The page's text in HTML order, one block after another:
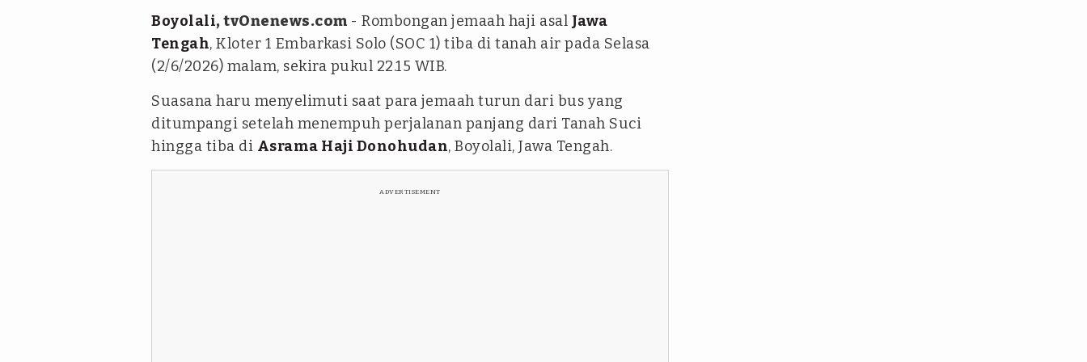
Boyolali, tvOnenews.com - Rombongan jemaah haji asal Jawa
Tengah, Kloter 1 Embarkasi Solo (SOC 1) tiba di tanah air pada Selasa
(2/6/2026) malam, sekira pukul 22.15 WIB.
Suasana haru menyelimuti saat para jemaah turun dari bus yang
ditumpangi setelah menempuh perjalanan panjang dari Tanah Suci
hingga tiba di Asrama Haji Donohudan, Boyolali, Jawa Tengah.
ADVERTISEMENT